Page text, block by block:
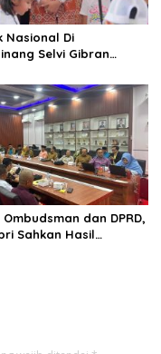
Nasional Di
Selvi Gibran
dan DPRD,
Sahkan Hasil